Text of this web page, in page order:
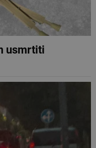
usmrtiti